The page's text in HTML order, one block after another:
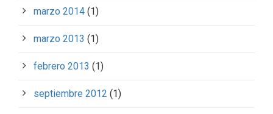
marzo 2014 (1)
marzo 2013 (1)
febrero 2013 (1)
septiembre 2012 (1)